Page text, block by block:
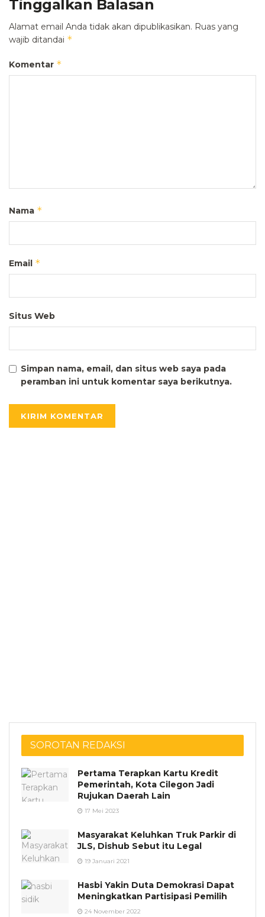
Tinggalkan Balasan
Alamat email Anda tidak akan dipublikasikan. Ruas yang
wajib ditandai *
Komentar *
Nama *
Email *
Situs Web
Simpan nama, email, dan situs web saya pada
peramban ini untuk komentar saya berikutnya.
SOROTAN REDAKSI
Pertama Terapkan Kartu Kredit
Pemerintah, Kota Cilegon Jadi
Rujukan Daerah Lain
17 Mei 2023
Masyarakat Keluhkan Truk Parkir di
JLS, Dishub Sebut itu Legal
19 Januari 2021
Hasbi Yakin Duta Demokrasi Dapat
Meningkatkan Partisipasi Pemilih
24 November 2022